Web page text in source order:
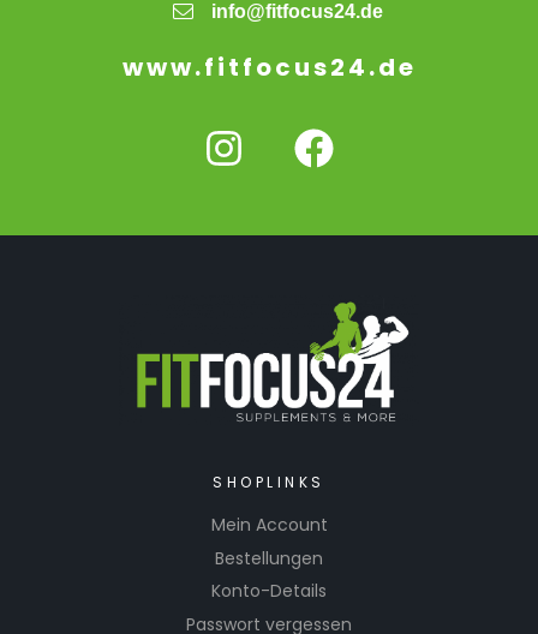
info@fitfocus24.de
www.fitfocus24.de
SHOPLINKS
Mein Account
Bestellungen
Konto-Details
Passwort vergessen